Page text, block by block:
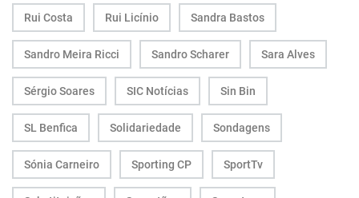
Rui Costa Rui Licínio Sandra Bastos
Sandro Meira Ricci Sandro Scharer Sara Alves
Sérgio Soares SIC Notícias Sin Bin
SL Benfica Solidariedade Sondagens
Sónia Carneiro Sporting CP SportTv